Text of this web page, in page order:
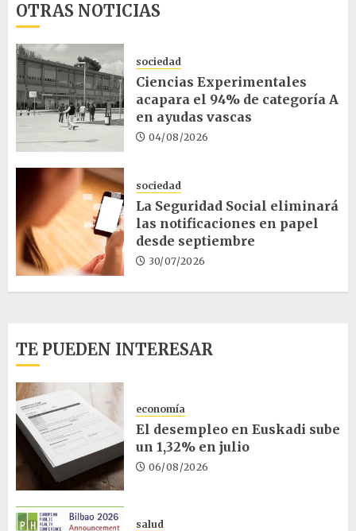
OTRAS NOTICIAS
sociedad
Ciencias Experimentales
acapara el 94% de categoría A
en ayudas vascas
04/08/2026
sociedad
La Seguridad Social eliminará
las notificaciones en papel
desde septiembre
30/07/2026
TE PUEDEN INTERESAR
economía
El desempleo en Euskadi sube
un 1,32% en julio
06/08/2026
salud